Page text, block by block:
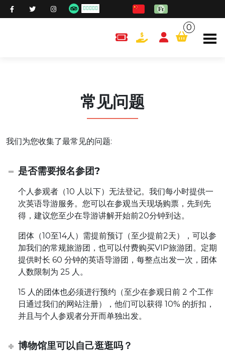
content.cart
0
常见问题
我们为您收集了最常见的问题:
是否需要报名参团?
个人参观者（10 人以下）无法登记。我们每小时提供一
次英语导游服务。您可以在参观当天现场购票，先到先
得，建议您至少在导游讲解开始前20分钟到达。
团体（10至14人）需提前预订（至少提前2天），可以参
加我们的常规旅游团，也可以付费购买VIP旅游团。定期
提供时长 60 分钟的英语导游团，每整点出发一次，团体
人数限制为 25 人。
15 人的团体也必须进行预约（至少在参观日前 2 个工作
日通过我们的网站注册），他们可以获得 10% 的折扣，
并且与个人参观者分开而单独出发。
博物馆里可以自己逛逛吗？